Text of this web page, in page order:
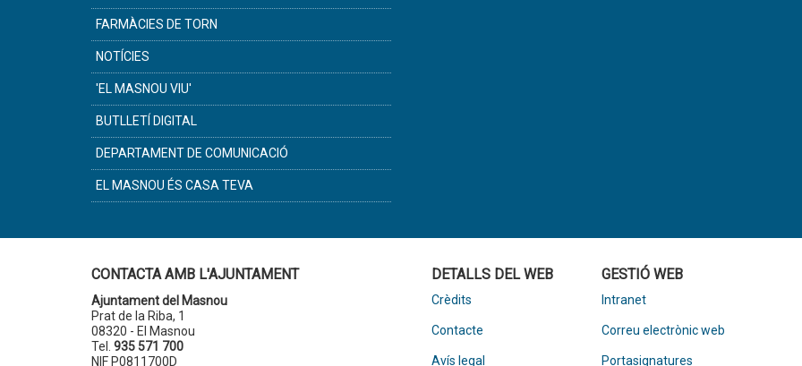
FARMÀCIES DE TORN
NOTÍCIES
'EL MASNOU VIU'
BUTLLETÍ DIGITAL
DEPARTAMENT DE COMUNICACIÓ
EL MASNOU ÉS CASA TEVA
CONTACTA AMB L'AJUNTAMENT
Ajuntament del Masnou
Prat de la Riba, 1
08320 - El Masnou
Tel. 935 571 700
NIF P0811700D
DETALLS DEL WEB
Crèdits
Contacte
Avís legal
GESTIÓ WEB
Intranet
Correu electrònic web
Portasignatures